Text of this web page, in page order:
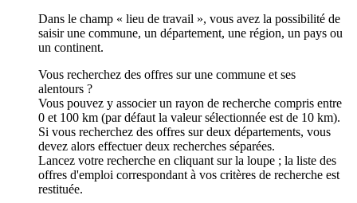
Dans le champ « lieu de travail », vous avez la possibilité de
saisir une commune, un département, une région, un pays ou
un continent.
Vous recherchez des offres sur une commune et ses
alentours ?
Vous pouvez y associer un rayon de recherche compris entre
0 et 100 km (par défaut la valeur sélectionnée est de 10 km).
Si vous recherchez des offres sur deux départements, vous
devez alors effectuer deux recherches séparées.
Lancez votre recherche en cliquant sur la loupe ; la liste des
offres d'emploi correspondant à vos critères de recherche est
restituée.